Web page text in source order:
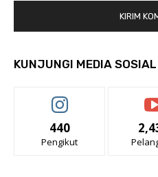
KUNJUNGI MEDIA
440
Pengikut